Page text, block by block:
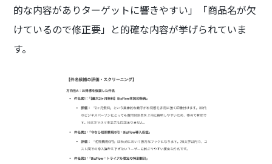
的な内容がありターゲットに響きやすい」「商品名が欠
けているので修正要」と的確な内容が挙げられていま
す。